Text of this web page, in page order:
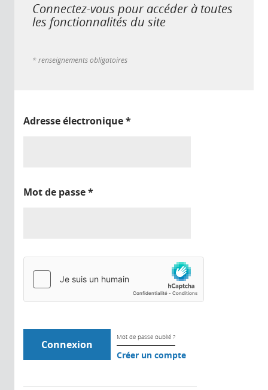
Connectez-vous pour accéder à toutes
les fonctionnalités du site
* renseignements obligatoires
Adresse électronique*
Mot de passe*
Mot de passe oublié ?
Créer un compte